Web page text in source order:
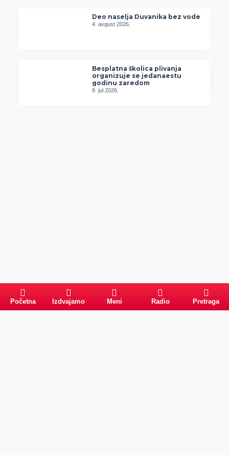
Deo naselja Duvanika bez vode
4. avgust 2026.
Besplatna školica plivanja
organizuje se jedanaestu
godinu zaredom
8. jul 2026.
Početna Izdvajamo Meni Radio Pretraga